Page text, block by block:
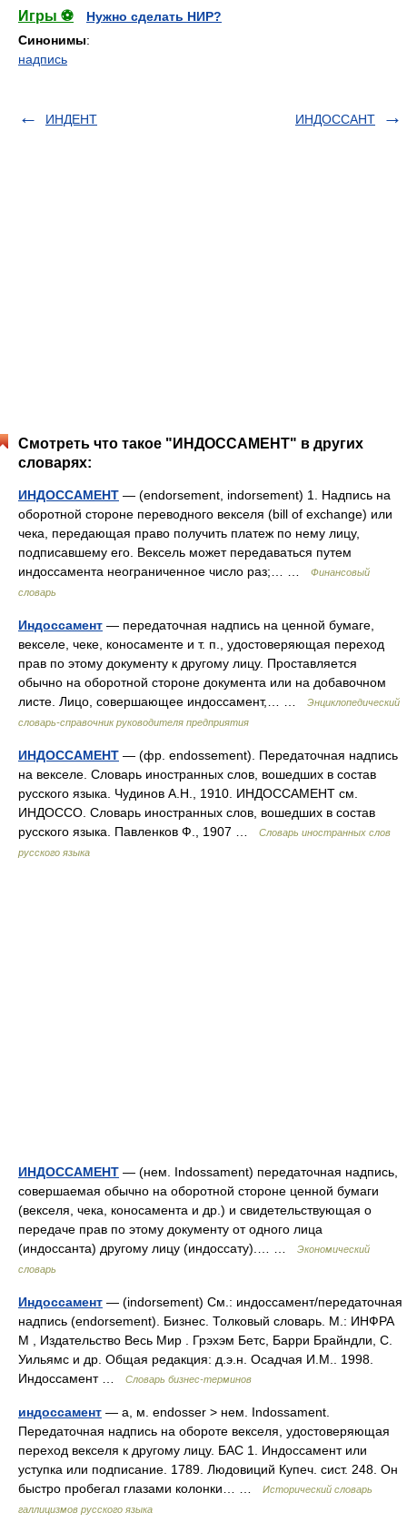
Игры ⚽
Нужно сделать НИР?
Синонимы:
надпись
ИНДЕНТ ИНДОССАНТ
Смотреть что такое "ИНДОССАМЕНТ" в других
словарях:
ИНДОССАМЕНТ — (endorsement, indorsement) 1. Надпись на
оборотной стороне переводного векселя (bill of exchange) или
чека, передающая право получить платеж по нему лицу,
подписавшему его. Вексель может передаваться путем
индоссамента неограниченное число раз;… …
Финансовый
словарь
Индоссамент — передаточная надпись на ценной бумаге,
векселе, чеке, коносаменте и т. п., удостоверяющая переход
прав по этому документу к другому лицу. Проставляется
обычно на оборотной стороне документа или на добавочном
листе. Лицо, совершающее индоссамент,… …
Энциклопедический
словарь-справочник руководителя предприятия
ИНДОССАМЕНТ — (фр. endossement). Передаточная надпись
на векселе. Словарь иностранных слов, вошедших в состав
русского языка. Чудинов А.Н., 1910. ИНДОССАМЕНТ см.
ИНДОССО. Словарь иностранных слов, вошедших в состав
русского языка. Павленков Ф., 1907 …
Словарь иностранных слов
русского языка
ИНДОССАМЕНТ — (нем. Indossament) передаточная надпись,
совершаемая обычно на оборотной стороне ценной бумаги
(векселя, чека, коносамента и др.) и свидетельствующая о
передаче прав по этому документу от одного лица
(индоссанта) другому лицу (индоссату).… …
Экономический
словарь
Индоссамент — (indorsement) См.: индоссамент/передаточная
надпись (endorsement). Бизнес. Толковый словарь. М.: ИНФРА
М , Издательство Весь Мир . Грэхэм Бетс, Барри Брайндли, С.
Уильямс и др. Общая редакция: д.э.н. Осадчая И.М.. 1998.
Индоссамент …
Словарь бизнес-терминов
индоссамент — а, м. endosser > нем. Indossament.
Передаточная надпись на обороте векселя, удостоверяющая
переход векселя к другому лицу. БАС 1. Индоссамент или
уступка или подписание. 1789. Людовиций Купеч. сист. 248. Он
быстро пробегал глазами колонки… …
Исторический словарь
галлицизмов русского языка